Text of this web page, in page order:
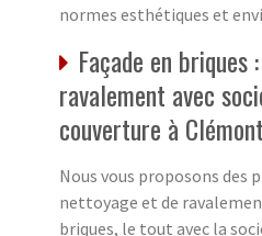
normes esthétiques et
Façade en
ravalement avec
couverture à
Nous vous proposons des
nettoyage et de
briques, le tout avec la